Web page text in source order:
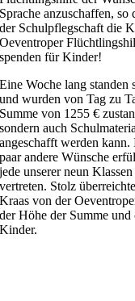
Sprache anzuschaffen,
der Schulpflegschaft die
Oeventroper
spenden für Kinder!
Eine Woche lang standen
und wurden von Tag zu
Summe von 1255 €
sondern auch
angeschafft werden
paar andere Wünsche
jede unserer neun
vertreten. Stolz
Kraas von der
der Höhe der Summe
Kinder.